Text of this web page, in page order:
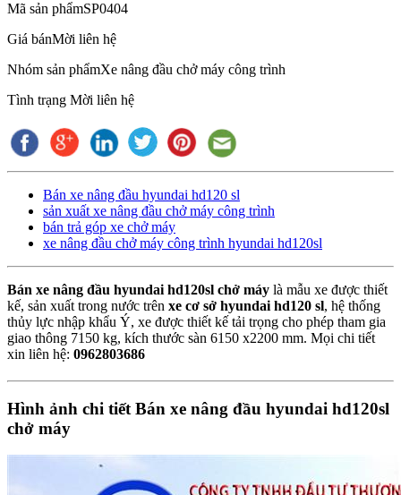
Mã sản phẩmSP0404
Giá bánMời liên hệ
Nhóm sản phẩmXe nâng đầu chở máy công trình
Tình trạng Mời liên hệ
Bán xe nâng đầu hyundai hd120 sl
sản xuất xe nâng đầu chở máy công trình
bán trả góp xe chở máy
xe nâng đầu chở máy công trình hyundai hd120sl
Bán xe nâng đầu hyundai hd120sl chở máy là mẫu xe được thiết
kế, sản xuất trong nước trên xe cơ sở hyundai hd120 sl, hệ thống
thủy lực nhập khẩu Ý, xe được thiết kế tải trọng cho phép tham gia
giao thông 7150 kg, kích thước sàn 6150 x2200 mm. Mọi chi tiết
xin liên hệ: 0962803686
Hình ảnh chi tiết Bán xe nâng đầu hyundai hd120sl
chở máy